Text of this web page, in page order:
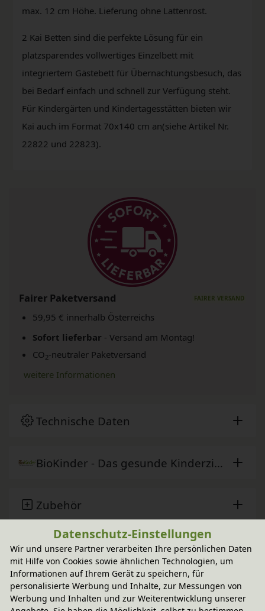
max. 12 cm Höhe. Lieferung ohne Lattenrost.
2 Kai Betten sind die perfekte Lösung für ein
platzsparendes vollwertiges Einzelbett mit
integriertem Gästebett für Übernachtungsbesuch, das
bei Bedarf einfach und schnell zur Verfügung steht.
Für Kindergärten und Kindertagesstätten bieten wir
Kai auch im Format 70x140 cm an(siehe Artikel Nr.
22822 und 22823).
Fairer Paketversand
59,95 € innerhalb Österreichs
Sofort lieferbar - Versand am Montag!
CO2-neutraler Paketversand
weitere Informationen
Technische Daten
BioKinder - Das gesunde Kinderzimmer
Zubehör
Pflegehinweis & Anwendung
Sie haben Fragen?
Datenschutz-Einstellungen
Wir und unsere Partner verarbeiten Ihre persönlichen Daten
mit Hilfe von Cookies sowie ähnlichen Technologien, um
Informationen auf Ihrem Gerät zu speichern, für
personalisierte Werbung und Inhalte, zur Messungen von
Werbung und Inhalten und zur Weiterentwicklung unserer